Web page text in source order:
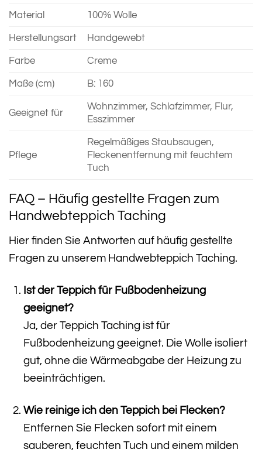
Material 100% Wolle
Herstellungsart Handgewebt
Farbe Creme
Maße (cm) B: 160
Geeignet für
Wohnzimmer, Schlafzimmer, Flur,
Esszimmer
Pflege
Regelmäßiges Staubsaugen,
Fleckenentfernung mit feuchtem
Tuch
FAQ – Häufig gestellte Fragen zum
Handwebteppich Taching
Hier finden Sie Antworten auf häufig gestellte
Fragen zu unserem Handwebteppich Taching.
Ist der Teppich für Fußbodenheizung
geeignet?
Ja, der Teppich Taching ist für
Fußbodenheizung geeignet. Die Wolle isoliert
gut, ohne die Wärmeabgabe der Heizung zu
beeinträchtigen.
Wie reinige ich den Teppich bei Flecken?
Entfernen Sie Flecken sofort mit einem
sauberen, feuchten Tuch und einem milden